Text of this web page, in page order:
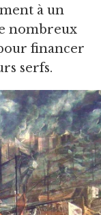
à un
nombreux
financer
serfs.